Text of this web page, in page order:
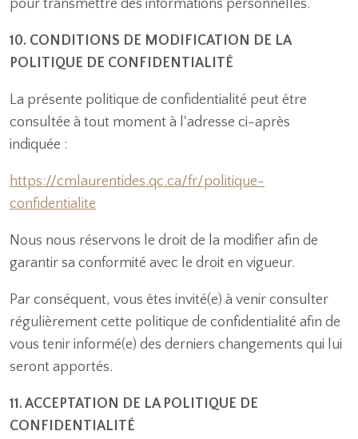
pour transmettre des informations personnelles.
10. CONDITIONS DE MODIFICATION DE LA
POLITIQUE DE CONFIDENTIALITÉ
La présente politique de confidentialité peut être
consultée à tout moment à l'adresse ci-après
indiquée :
https://cmlaurentides.qc.ca/fr/politique-
confidentialite
Nous nous réservons le droit de la modifier afin de
garantir sa conformité avec le droit en vigueur.
Par conséquent, vous êtes invité(e) à venir consulter
régulièrement cette politique de confidentialité afin de
vous tenir informé(e) des derniers changements qui lui
seront apportés.
11. ACCEPTATION DE LA POLITIQUE DE
CONFIDENTIALITÉ